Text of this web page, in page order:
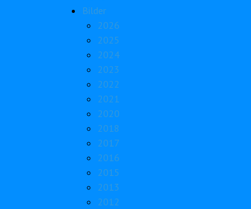
Bilder
2026
2025
2024
2023
2022
2021
2020
2018
2017
2016
2015
2013
2012